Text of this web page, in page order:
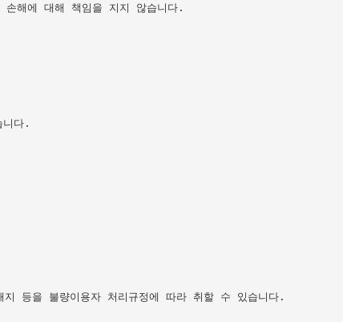
해에 대해 책임을 지지 않습니다.
다.
등을 불량이용자 처리규정에 따라 취할 수 있습니다.